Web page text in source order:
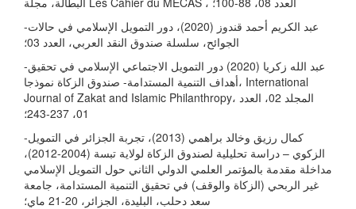
-عبد الكريم أحمد قندوز (2020)، دور التمويل الإسلامي في حالات
الجوائح، سلسلة صندوق النقد العربي، العدد 03؛
-عبد الله زكريا (2020) دور التمويل الاجتماعي الإسلامي في تحقيق
أهداف التنمية المستدامة- صندوق الزكاة نموذجا، International
Journal of Zakat and Islamic Philanthropy، المجلد 02، العدد
01، 237-243؛
-كمال رزيق وخالد براهمي (2013)، تجربة الجزائر في التمويل
الزكوي – دراسة تحليلية لصندوق الزكاة لولاية تبسة (2004-2012)،
مداخلة مقدمة بالمؤتمر العلمي الدولي الثاني حول التمويل الإسلامي
غير الربحي (الزكاة والوقف) في تحقيق التنمية المستدامة، جامعة
سعد دحلب، البليدة، الجزائر، 20-21 ماي؛